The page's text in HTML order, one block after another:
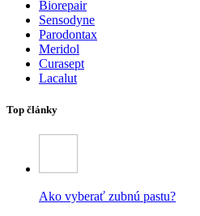
Biorepair
Sensodyne
Parodontax
Meridol
Curasept
Lacalut
Top články
Ako vyberať zubnú pastu?